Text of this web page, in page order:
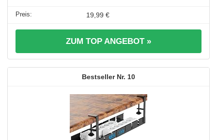
19,99 €
ZUM TOP ANGEBOT »
10